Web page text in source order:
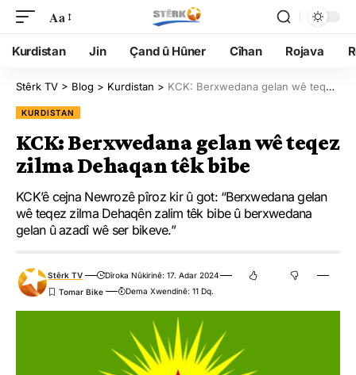
Aa
Kurdistan Jin Çand û Hûner Cîhan Rojava
Stêrk TV > Blog > Kurdistan > KCK: Berxwedana gelan wê teqez zilma Dehaqan têk bibe
KURDISTAN
KCK: Berxwedana gelan wê teqez
zilma Dehaqan têk bibe
KCK’ê cejna Newrozê pîroz kir û got: “Berxwedana gelan
wê teqez zilma Dehaqên zalim têk bibe û berxwedana
gelan û azadî wê ser bikeve.”
Stêrk TV
Dîroka Nûkirinê: 17. Adar 2024
Dema Xwendinê: 11 Dq.